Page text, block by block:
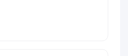
轴承、进口深沟球轴承、SKF6012深